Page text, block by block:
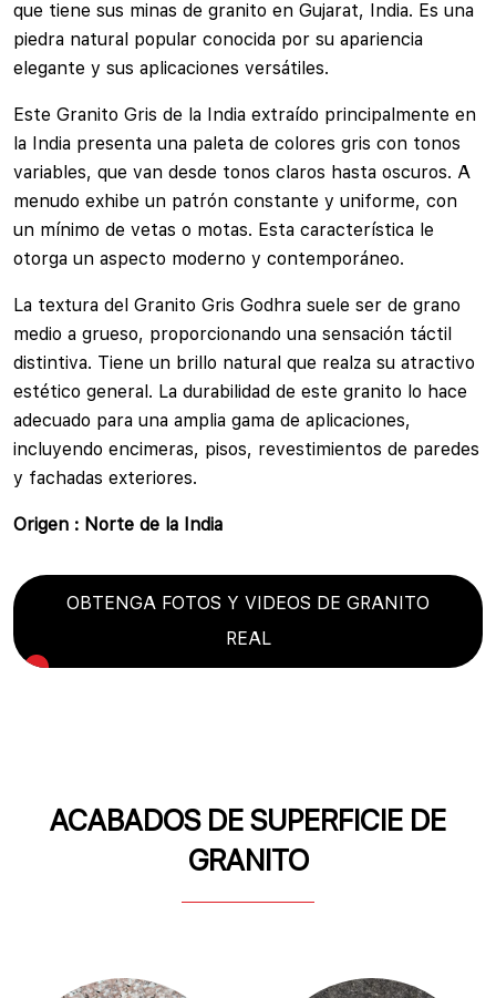
que tiene sus minas de granito en Gujarat, India. Es una
piedra natural popular conocida por su apariencia
elegante y sus aplicaciones versátiles.
Este Granito Gris de la India extraído principalmente en
la India presenta una paleta de colores gris con tonos
variables, que van desde tonos claros hasta oscuros. A
menudo exhibe un patrón constante y uniforme, con
un mínimo de vetas o motas. Esta característica le
otorga un aspecto moderno y contemporáneo.
La textura del Granito Gris Godhra suele ser de grano
medio a grueso, proporcionando una sensación táctil
distintiva. Tiene un brillo natural que realza su atractivo
estético general. La durabilidad de este granito lo hace
adecuado para una amplia gama de aplicaciones,
incluyendo encimeras, pisos, revestimientos de paredes
y fachadas exteriores.
Origen : Norte de la India
OBTENGA FOTOS Y VIDEOS DE GRANITO
REAL
ACABADOS DE SUPERFICIE DE
GRANITO